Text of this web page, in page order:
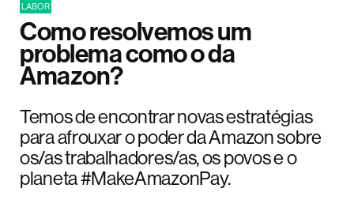
LABOR
Como resolvemos um
problema como o da
Amazon?
Temos de encontrar novas estratégias
para afrouxar o poder da Amazon sobre
os/as trabalhadores/as, os povos e o
planeta #MakeAmazonPay.